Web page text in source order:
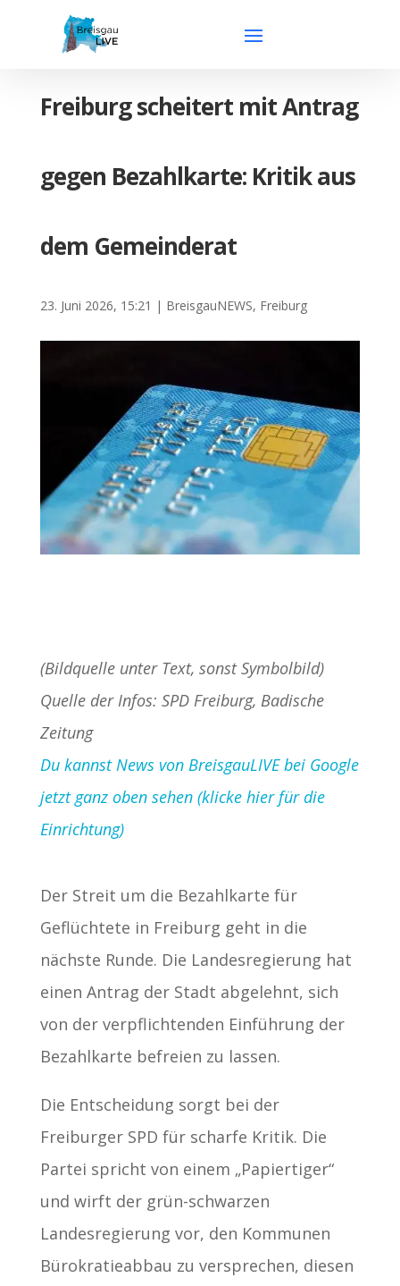
Freiburg scheitert mit Antrag
gegen Bezahlkarte: Kritik aus
dem Gemeinderat
23. Juni 2026, 15:21 | BreisgauNEWS, Freiburg
(Bildquelle unter Text, sonst Symbolbild)
Quelle der Infos: SPD Freiburg, Badische
Zeitung
Du kannst News von BreisgauLIVE bei Google
jetzt ganz oben sehen (klicke hier für die
Einrichtung)
Der Streit um die Bezahlkarte für
Geflüchtete in Freiburg geht in die
nächste Runde. Die Landesregierung hat
einen Antrag der Stadt abgelehnt, sich
von der verpflichtenden Einführung der
Bezahlkarte befreien zu lassen.
Die Entscheidung sorgt bei der
Freiburger SPD für scharfe Kritik. Die
Partei spricht von einem „Papiertiger“
und wirft der grün-schwarzen
Landesregierung vor, den Kommunen
Bürokratieabbau zu versprechen, diesen